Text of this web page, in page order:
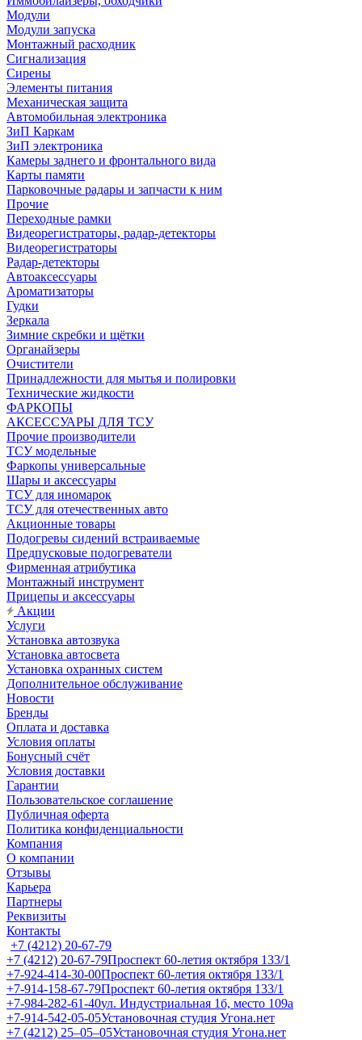
Модули
Модули запуска
Монтажный расходник
Сигнализация
Сирены
Элементы питания
Механическая защита
Автомобильная электроника
ЗиП Каркам
ЗиП электроника
Камеры заднего и фронтального вида
Карты памяти
Парковочные радары и запчасти к ним
Прочие
Переходные рамки
Видеорегистраторы, радар-детекторы
Видеорегистраторы
Радар-детекторы
Автоаксессуары
Ароматизаторы
Гудки
Зеркала
Зимние скребки и щётки
Органайзеры
Очистители
Принадлежности для мытья и полировки
Технические жидкости
ФАРКОПЫ
АКСЕССУАРЫ ДЛЯ ТСУ
Прочие производители
ТСУ модельные
Фаркопы универсальные
Шары и аксессуары
ТСУ для иномарок
ТСУ для отечественных авто
Акционные товары
Подогревы сидений встраиваемые
Предпусковые подогреватели
Фирменная атрибутика
Монтажный инструмент
Прицепы и аксессуары
Акции
Услуги
Установка автозвука
Установка автосвета
Установка охранных систем
Дополнительное обслуживание
Новости
Бренды
Оплата и доставка
Условия оплаты
Бонусный счёт
Условия доставки
Гарантии
Пользовательское соглашение
Публичная оферта
Политика конфиденциальности
Компания
О компании
Отзывы
Карьера
Партнеры
Реквизиты
Контакты
+7 (4212) 20-67-79
+7 (4212) 20-67-79Проспект 60-летия октября 133/1
+7-924-414-30-00Проспект 60-летия октября 133/1
+7-914-158-67-79Проспект 60-летия октября 133/1
+7-984-282-61-40ул. Индустриальная 1б, место 109а
+7-914-542-05-05Установочная студия Угона.нет
+7 (4212) 25‒05‒05Установочная студия Угона.нет